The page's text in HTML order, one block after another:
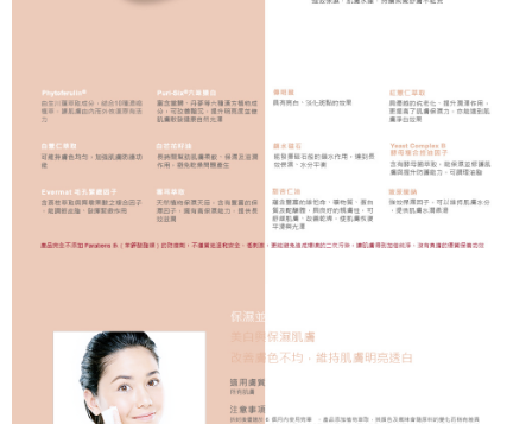
任。
４．使用「AFTEE先享後付」時，將依據個別帳號之用戶狀況，依本公司即
時審查核予不同之上限額度；若仍有額度不足之情形，本公司將視審查結果
請求用戶進行身份認證。
５．嚴禁一人註冊多個帳號或使用他人資訊註冊。若發現惡意使用之情形，
恩沛科技股份有限公司將有權停止該用戶之使用額度並採取法律行動。
每筆NT$80，滿NT$599(含以上)免運費
離島宅配